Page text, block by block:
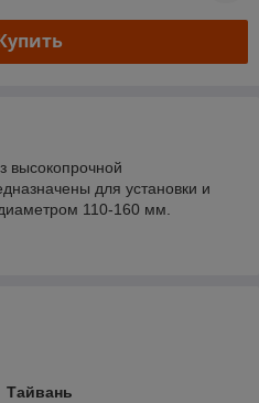
высокопрочной
для установки и
110-160 мм.
Тайвань